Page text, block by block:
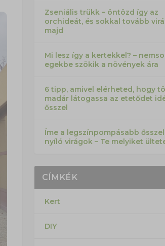
Zseniális trükk – öntözd így az
orchideát, és sokkal tovább
majd
Mi lesz így a kertekkel? –
egekbe szökik a növények ára
6 tipp, amivel elérheted, hogy
madár látogassa az etetődet
ősszel
Íme a legszínpompásabb ősszel
nyíló virágok – Te melyiket
CÍMKÉK
Kert
DIY